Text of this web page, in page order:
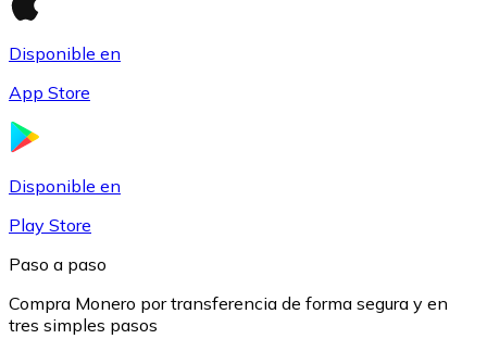
Disponible en
App Store
Disponible en
Play Store
Paso a paso
Compra Monero por transferencia de forma segura y en
tres simples pasos